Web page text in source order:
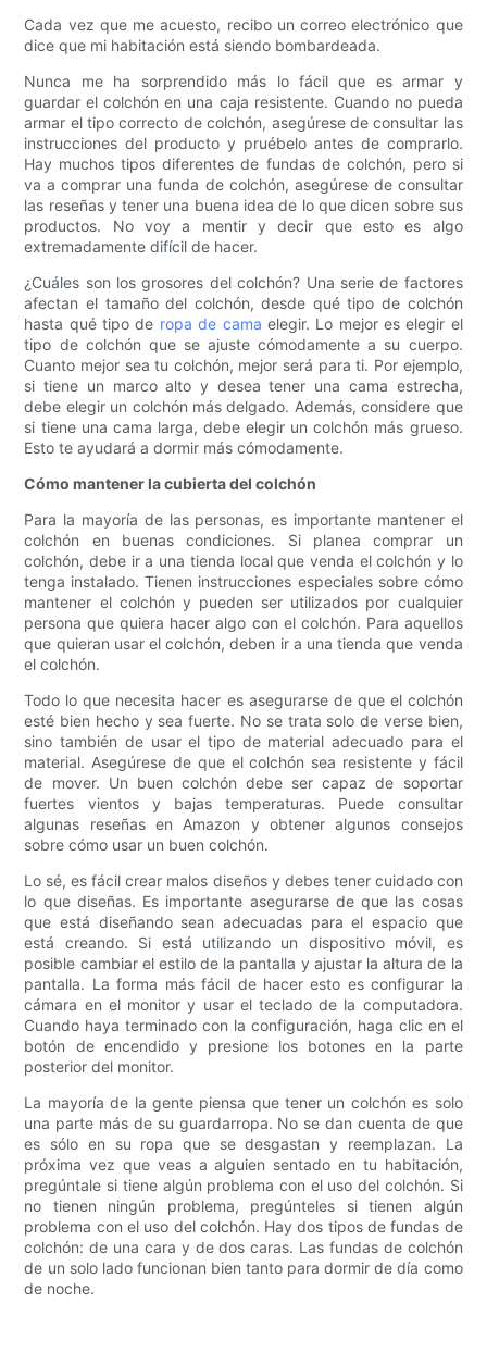
Cada vez que me acuesto, recibo un correo electrónico que
dice que mi habitación está siendo bombardeada.
Nunca me ha sorprendido más lo fácil que es armar y
guardar el colchón en una caja resistente. Cuando no pueda
armar el tipo correcto de colchón, asegúrese de consultar las
instrucciones del producto y pruébelo antes de comprarlo.
Hay muchos tipos diferentes de fundas de colchón, pero si
va a comprar una funda de colchón, asegúrese de consultar
las reseñas y tener una buena idea de lo que dicen sobre sus
productos. No voy a mentir y decir que esto es algo
extremadamente difícil de hacer.
¿Cuáles son los grosores del colchón? Una serie de factores
afectan el tamaño del colchón, desde qué tipo de colchón
hasta qué tipo de ropa de cama elegir. Lo mejor es elegir el
tipo de colchón que se ajuste cómodamente a su cuerpo.
Cuanto mejor sea tu colchón, mejor será para ti. Por ejemplo,
si tiene un marco alto y desea tener una cama estrecha,
debe elegir un colchón más delgado. Además, considere que
si tiene una cama larga, debe elegir un colchón más grueso.
Esto te ayudará a dormir más cómodamente.
Cómo mantener la cubierta del colchón
Para la mayoría de las personas, es importante mantener el
colchón en buenas condiciones. Si planea comprar un
colchón, debe ir a una tienda local que venda el colchón y lo
tenga instalado. Tienen instrucciones especiales sobre cómo
mantener el colchón y pueden ser utilizados por cualquier
persona que quiera hacer algo con el colchón. Para aquellos
que quieran usar el colchón, deben ir a una tienda que venda
el colchón.
Todo lo que necesita hacer es asegurarse de que el colchón
esté bien hecho y sea fuerte. No se trata solo de verse bien,
sino también de usar el tipo de material adecuado para el
material. Asegúrese de que el colchón sea resistente y fácil
de mover. Un buen colchón debe ser capaz de soportar
fuertes vientos y bajas temperaturas. Puede consultar
algunas reseñas en Amazon y obtener algunos consejos
sobre cómo usar un buen colchón.
Lo sé, es fácil crear malos diseños y debes tener cuidado con
lo que diseñas. Es importante asegurarse de que las cosas
que está diseñando sean adecuadas para el espacio que
está creando. Si está utilizando un dispositivo móvil, es
posible cambiar el estilo de la pantalla y ajustar la altura de la
pantalla. La forma más fácil de hacer esto es configurar la
cámara en el monitor y usar el teclado de la computadora.
Cuando haya terminado con la configuración, haga clic en el
botón de encendido y presione los botones en la parte
posterior del monitor.
La mayoría de la gente piensa que tener un colchón es solo
una parte más de su guardarropa. No se dan cuenta de que
es sólo en su ropa que se desgastan y reemplazan. La
próxima vez que veas a alguien sentado en tu habitación,
pregúntale si tiene algún problema con el uso del colchón. Si
no tienen ningún problema, pregúnteles si tienen algún
problema con el uso del colchón. Hay dos tipos de fundas de
colchón: de una cara y de dos caras. Las fundas de colchón
de un solo lado funcionan bien tanto para dormir de día como
de noche.